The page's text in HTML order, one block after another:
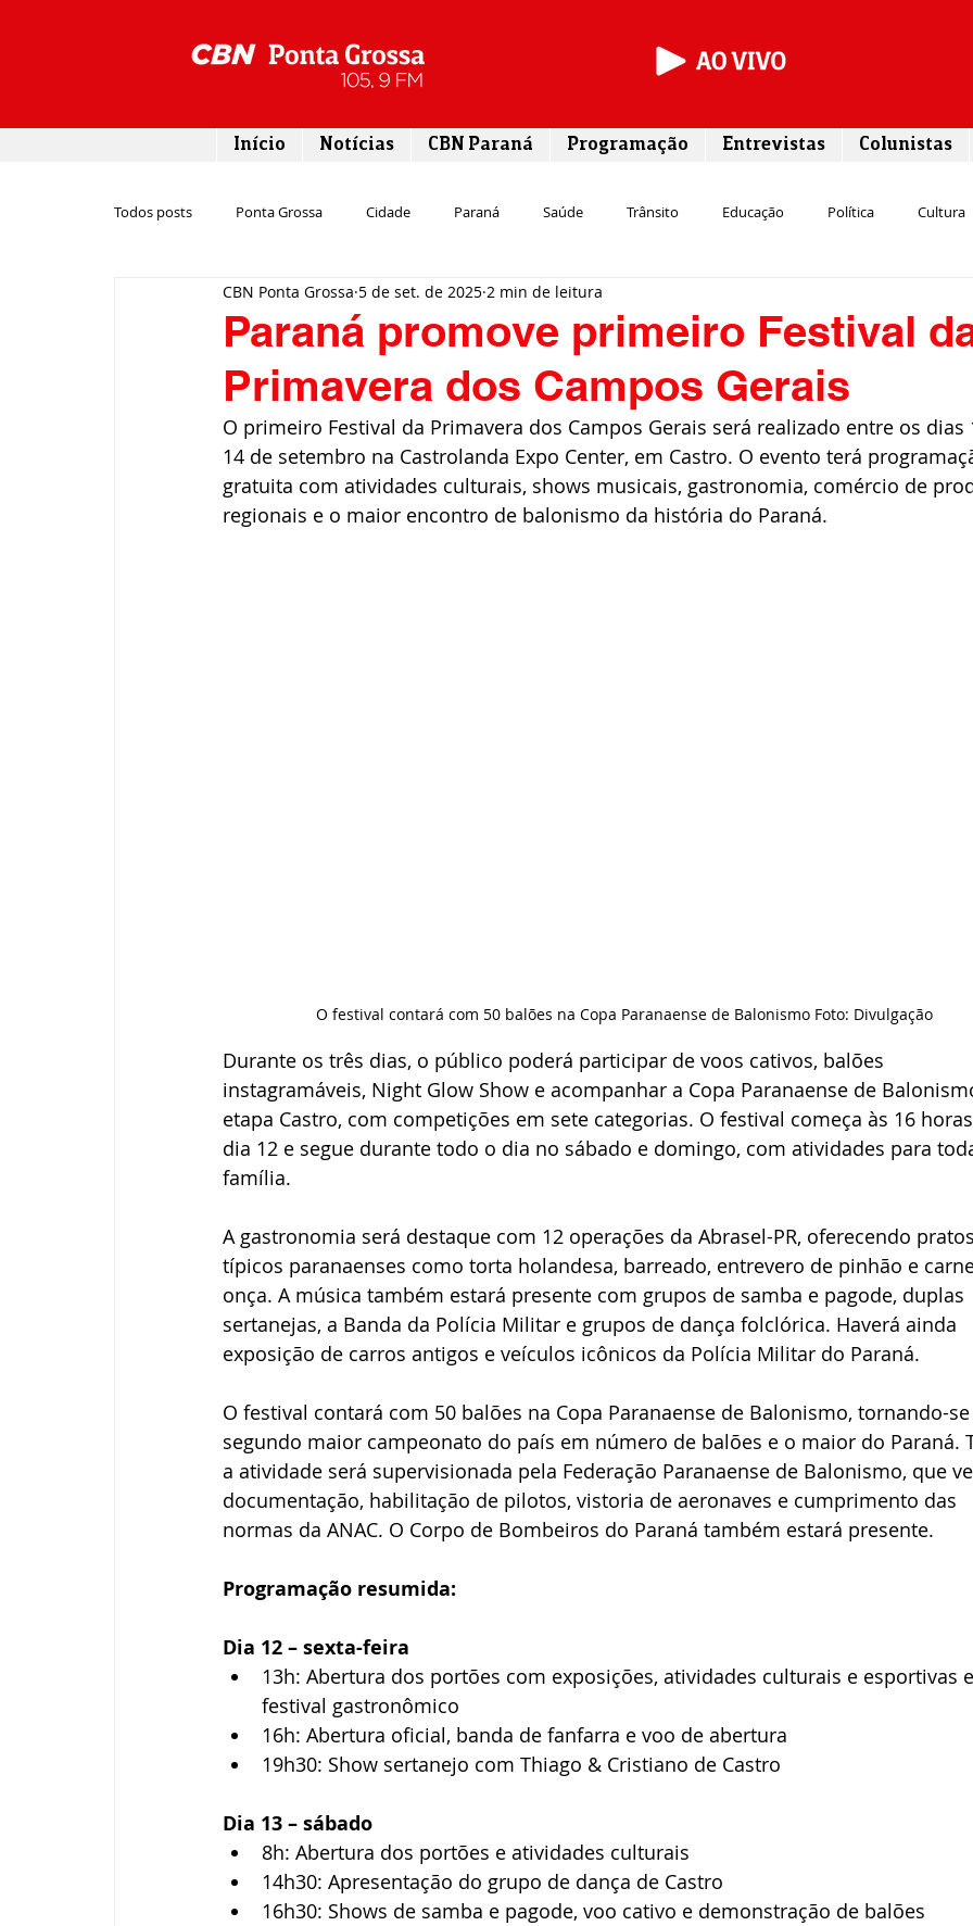
Início Notícias CBN Paraná Programação Entrevistas Colunistas
Todos posts Ponta Grossa Cidade Paraná Saúde Trânsito Educação Política Cultura
Emprego Campos Gerais Segurança
Rodovias Agronegócio Meio ambiente Comunicação Empreendedorismo
Transporte Cultura
Paraná promove primeiro Festival
Primavera dos Campos Gerais
CBN Ponta Grossa 5 de set. de 2025 2 min de leitura
O primeiro Festival da Primavera dos Campos Gerais será realizado entre os dias
14 de setembro na Castrolanda Expo Center, em Castro. O evento terá
gratuita com atividades culturais, shows musicais, gastronomia, comércio de
regionais e o maior encontro de balonismo da história do Paraná.
O festival contará com 50 balões na Copa Paranaense de Balonismo Foto: Divulgação
Durante os três dias, o público poderá participar de voos cativos, balões
instagramáveis, Night Glow Show e acompanhar a Copa Paranaense de
etapa Castro, com competições em sete categorias. O festival começa às 16
dia 12 e segue durante todo o dia no sábado e domingo, com atividades para
família.
A gastronomia será destaque com 12 operações da Abrasel-PR, oferecendo pratos
típicos paranaenses como torta holandesa, barreado, entrevero de pinhão e
onça. A música também estará presente com grupos de samba e pagode, duplas
sertanejas, a Banda da Polícia Militar e grupos de dança folclórica. Haverá ainda
exposição de carros antigos e veículos icônicos da Polícia Militar do Paraná.
O festival contará com 50 balões na Copa Paranaense de Balonismo, tornando-
segundo maior campeonato do país em número de balões e o maior do Paraná.
a atividade será supervisionada pela Federação Paranaense de Balonismo, que
documentação, habilitação de pilotos, vistoria de aeronaves e cumprimento das
normas da ANAC. O Corpo de Bombeiros do Paraná também estará presente.
Programação resumida:
Dia 12 – sexta-feira
13h: Abertura dos portões com exposições, atividades culturais e esportivas e
festival gastronômico
16h: Abertura oficial, banda de fanfarra e voo de abertura
19h30: Show sertanejo com Thiago & Cristiano de Castro
Dia 13 – sábado
8h: Abertura dos portões e atividades culturais
14h30: Apresentação do grupo de dança de Castro
16h30: Shows de samba e pagode, voo cativo e demonstração de balões